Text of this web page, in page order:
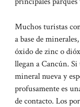
Muchos turistas
a base de
óxido de zinc o
llegan a Cancún.
mineral nueva y
profusamente es
de contacto. Los